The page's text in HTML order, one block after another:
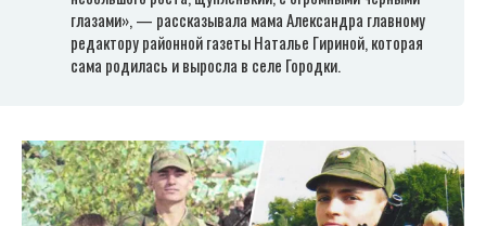
глазами», — рассказывала мама Александра главному
редактору районной газеты Наталье Гириной, которая
сама родилась и выросла в селе Городки.